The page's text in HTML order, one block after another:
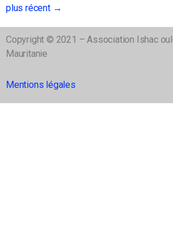
plus récent →
Copyright © 2021 – Association Ishac
Mauritanie
Mentions légales